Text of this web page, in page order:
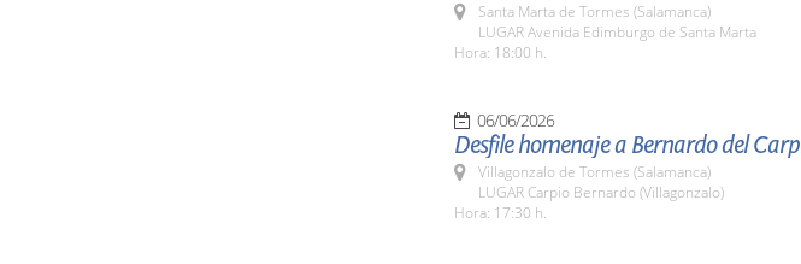
Santa Marta de Tormes (Salamanca)
LUGAR Avenida Edimburgo de Santa Marta
Hora: 18:00 h.
06/06/2026
Desfile homenaje a Bernardo del
Villagonzalo de Tormes (Salamanca)
LUGAR Carpio Bernardo (Villagonzalo)
Hora: 17:30 h.